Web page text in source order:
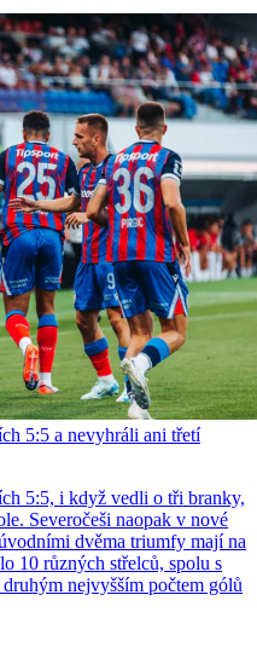
5:5 a nevyhráli ani třetí
5:5, i když vedli o tři branky,
Severočeši naopak v nové
dvěma triumfy mají na
10 různých střelců, spolu s
nejvyšším počtem gólů